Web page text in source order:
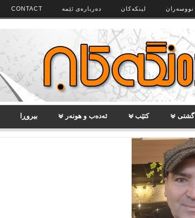
نووسەران لینکەکان دەربارەی ئێمە CONTACT
گشتی کتێب ئەدەب و هونەر بیروڕا